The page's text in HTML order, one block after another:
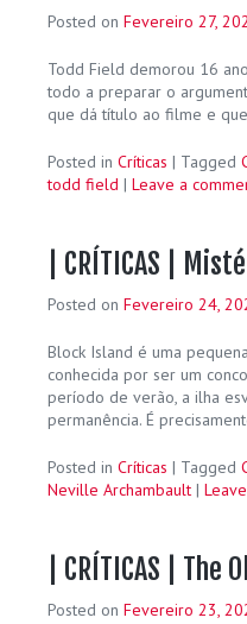
Posted on Fevereiro 27,
Todd Field demorou 16
todo a preparar o
que dá título ao filme e
Posted in Críticas | Tagged
todd field | Leave a
| CRÍTICAS |
Posted on Fevereiro 24,
Block Island é uma
conhecida por ser um
período de verão, a ilha
permanência. É
Posted in Críticas | Tagged
Neville Archambault |
| CRÍTICAS | The
Posted on Fevereiro 23,